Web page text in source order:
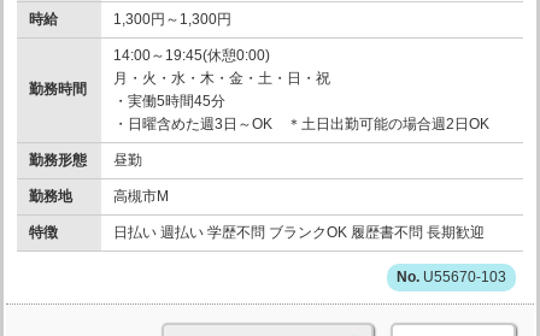
時給 1,300円～1,300円
勤務時間
14:00～19:45(休憩0:00)
月・火・水・木・金・土・日・祝
・実働5時間45分
・日曜含めた週3日～OK ＊土日出勤可能の場合週2日OK
勤務形態 昼勤
勤務地 高槻市M
特徴 日払い 週払い 学歴不問 ブランクOK 履歴書不問 長期歓迎
U55670-103